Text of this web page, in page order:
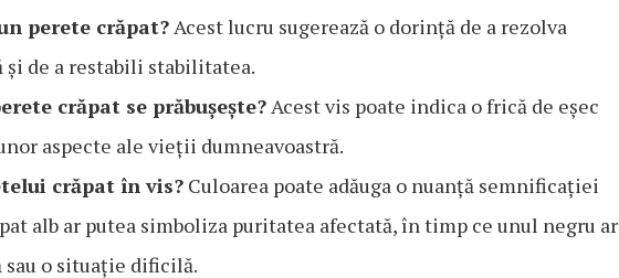
perete crăpat?Acest lucru sugerează o dorință de a rezolva
de a restabili stabilitatea.
crăpat se prăbușește?Acest vis poate indica o frică de eșec
aspecte ale vieții dumneavoastră.
crăpat în vis? Culoarea poate adăuga o nuanță semnificației
alb ar putea simboliza puritatea afectată, în timp ce unul negru ar
o situație dificilă.